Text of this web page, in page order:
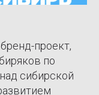
проект,
по
сибирской